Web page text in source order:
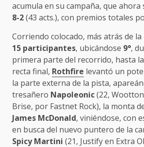
acumula en su campaña, que ahora
8-2(43 acts.), con premios totales
Corriendo colocado, más atrás de
15 participantes, ubicándose 9°,
primera parte del recorrido, hasta
recta final, Rothfire levantó un
la parte externa de la pista,
tresañero Napoleonic(22,
Brise, por Fastnet Rock), la monta
James McDonald, viniéndose, con
en busca del nuevo puntero de la
Spicy Martini (21, Justify en Extra